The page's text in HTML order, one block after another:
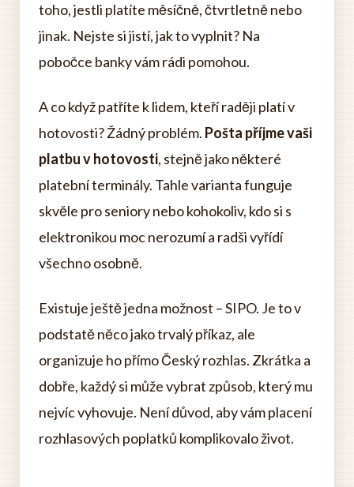
toho, jestli platíte měsíčně, čtvrtletně nebo
jinak. Nejste si jistí, jak to vyplnit? Na
pobočce banky vám rádi pomohou.
A co když patříte k lidem, kteří raději platí v
hotovosti? Žádný problém. Pošta příjme vaši
platbu v hotovosti, stejně jako některé
platební terminály. Tahle varianta funguje
skvěle pro seniory nebo kohokoliv, kdo si s
elektronikou moc nerozumí a radši vyřídí
všechno osobně.
Existuje ještě jedna možnost – SIPO. Je to v
podstatě něco jako trvalý příkaz, ale
organizuje ho přímo Český rozhlas. Zkrátka a
dobře, každý si může vybrat způsob, který mu
nejvíc vyhovuje. Není důvod, aby vám placení
rozhlasových poplatků komplikovalo život.